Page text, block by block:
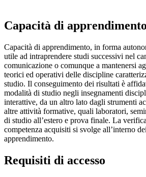
Capacità di apprendimento
Capacità di apprendimento, in forma
utile ad intraprendere studi successivi nel
comunicazione o comunque a mantenersi
teorici ed operativi delle discipline
studio. Il conseguimento dei risultati è
modalità di studio negli insegnamenti
interattive, da un altro lato dagli strumenti
altre attività formative, quali laboratori,
di studio all’estero e prova finale. La
competenza acquisiti si svolge all’interno
apprendimento.
Requisiti di accesso